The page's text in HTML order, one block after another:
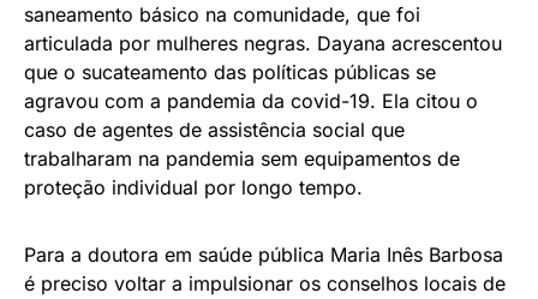
saneamento básico na comunidade, que foi
articulada por mulheres negras. Dayana acrescentou
que o sucateamento das políticas públicas se
agravou com a pandemia da covid-19. Ela citou o
caso de agentes de assistência social que
trabalharam na pandemia sem equipamentos de
proteção individual por longo tempo.
Para a doutora em saúde pública Maria Inês Barbosa
é preciso voltar a impulsionar os conselhos locais de